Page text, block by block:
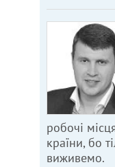
робочі
країни, бо
виживемо.